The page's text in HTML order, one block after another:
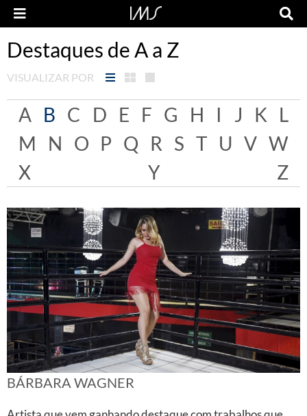
Destaques de A a Z
VISUALIZAR POR
A B C D E F G H I J K L
M
N O P Q R S T U V W
X
Y Z
BÁRBARA WAGNER